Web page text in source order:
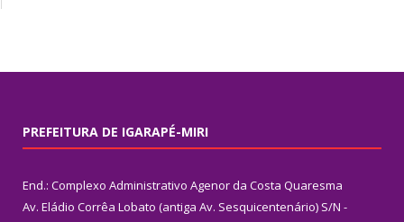
PREFEITURA DE IGARAPÉ-MIRI
End.: Complexo Administrativo Agenor da Costa Quaresma
Av. Eládio Corrêa Lobato (antiga Av. Sesquicentenário) S/N -